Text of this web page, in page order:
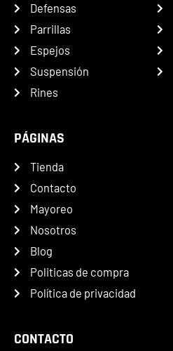
Defensas
Parrillas
Espejos
Suspensión
Rines
PÁGINAS
Tienda
Contacto
Mayoreo
Nosotros
Blog
Politicas de compra
Política de privacidad
CONTACTO